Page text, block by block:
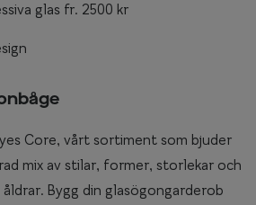
glas fr. 2500 kr
Core, vårt sortiment som bjuder
mix av stilar, former, storlekar och
Bygg din glasögongarderob